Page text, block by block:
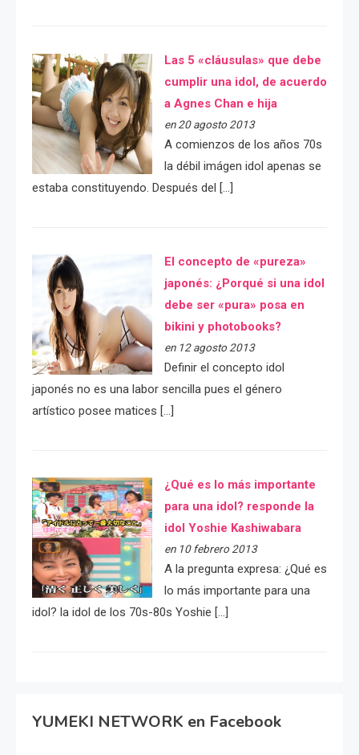
Las 5 «cláusulas» que debe
cumplir una idol, de acuerdo
a Agnes Chan e hija
en 20 agosto 2013
A comienzos de los años 70s
la débil imágen idol apenas se
estaba constituyendo. Después del […]
El concepto de «pureza»
japonés: ¿Porqué si una idol
debe ser «pura» posa en
bikini y photobooks?
en 12 agosto 2013
Definir el concepto idol
japonés no es una labor sencilla pues el género
artístico posee matices […]
¿Qué es lo más importante
para una idol? responde la
idol Yoshie Kashiwabara
en 10 febrero 2013
A la pregunta expresa: ¿Qué es
lo más importante para una
idol? la idol de los 70s-80s Yoshie […]
YUMEKI NETWORK en Facebook